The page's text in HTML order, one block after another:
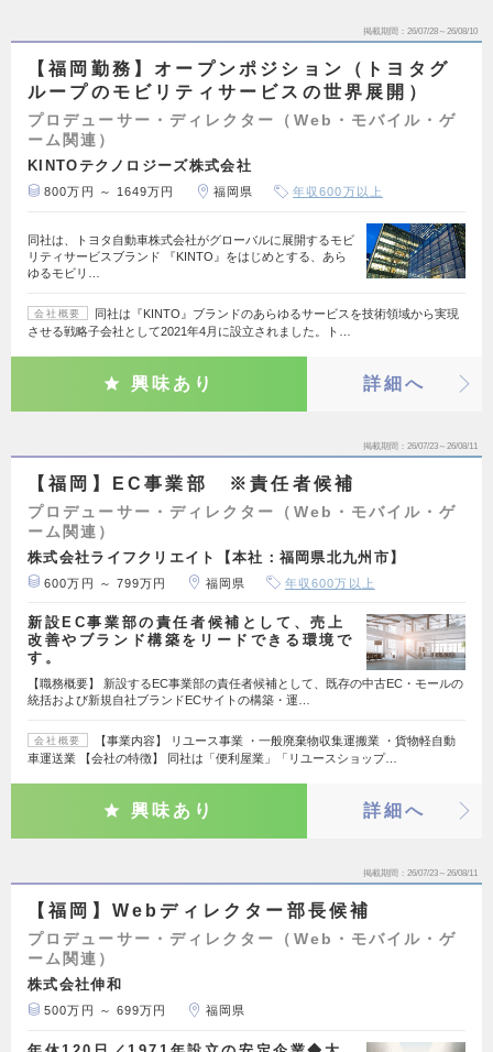
掲載期間 26/07/28～26/08/10
【福岡勤務】オープンポジション（トヨタグ
ループのモビリティサービスの世界展開）
プロデューサー・ディレクター（Web・モバイル・ゲ
ーム関連）
KINTOテクノロジーズ株式会社
800万円 ～ 1649万円 福岡県 年収600万以上
同社は、トヨタ自動車株式会社がグローバルに展開するモビ
リティサービスブランド 『KINTO』をはじめとする、あら
ゆるモビリ…
会社概要
同社は『KINTO』ブランドのあらゆるサービスを技術領域から実現
させる戦略子会社として2021年4月に設立されました。ト…
興味あり 詳細へ
掲載期間 26/07/23～26/08/11
【福岡】EC事業部 ※責任者候補
プロデューサー・ディレクター（Web・モバイル・ゲ
ーム関連）
株式会社ライフクリエイト【本社：福岡県北九州市】
600万円 ～ 799万円 福岡県 年収600万以上
新設EC事業部の責任者候補として、売上
改善やブランド構築をリードできる環境で
す。
【職務概要】 新設するEC事業部の責任者候補として、既存の中古EC・モールの
統括および新規自社ブランドECサイトの構築・運…
会社概要
【事業内容】 リユース事業 ・一般廃棄物収集運搬業 ・貨物軽自動
車運送業 【会社の特徴】 同社は「便利屋業」「リユースショップ…
興味あり 詳細へ
掲載期間 26/07/23～26/08/11
【福岡】Webディレクター部長候補
プロデューサー・ディレクター（Web・モバイル・ゲ
ーム関連）
株式会社伸和
500万円 ～ 699万円 福岡県